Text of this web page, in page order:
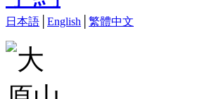
日本語 English 繁體中文